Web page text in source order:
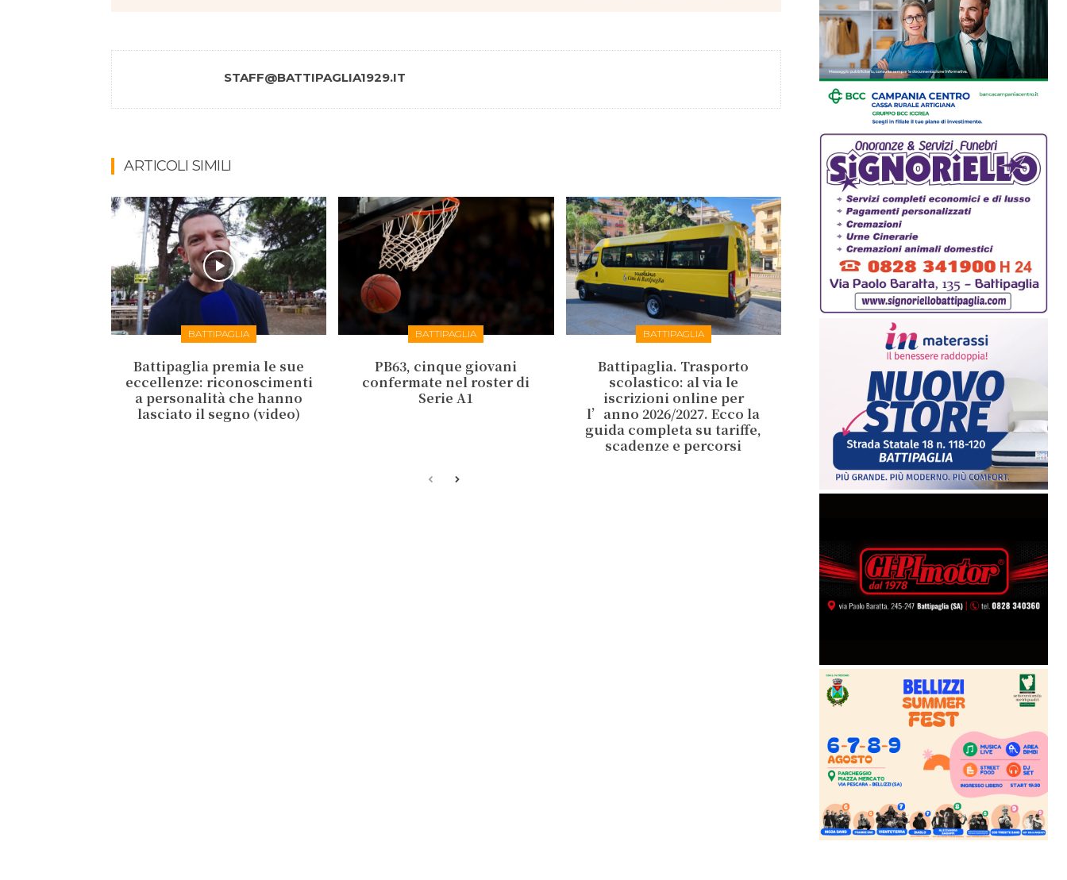
STAFF@BATTIPAGLIA1929.IT
ARTICOLI SIMILI
BATTIPAGLIA
Battipaglia premia le sue
eccellenze: riconoscimenti
a personalità che hanno
lasciato il segno (video)
BATTIPAGLIA
PB63, cinque giovani
confermate nel roster di
Serie A1
BATTIPAGLIA
Battipaglia. Trasporto
scolastico: al via le
iscrizioni online per
l’anno 2026/2027. Ecco la
guida completa su tariffe,
scadenze e percorsi